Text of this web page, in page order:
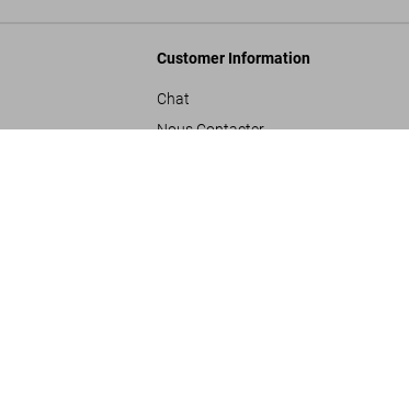
Customer Information
Chat
Nous Contacter